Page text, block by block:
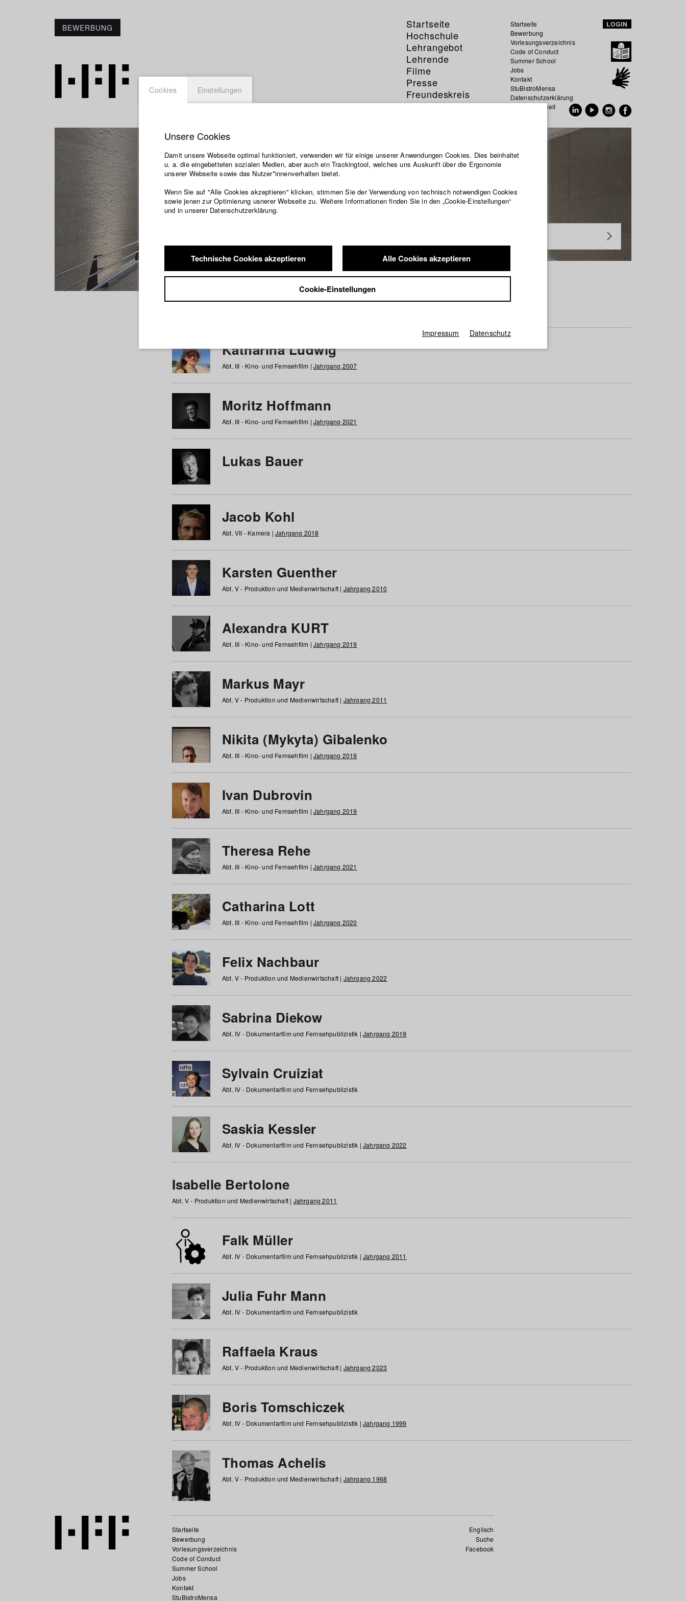
BEWERBUNG
Startseite
Hochschule
Lehrangebot
Lehrende
Filme
Presse
Freundeskreis
Service
Startseite
Bewerbung
Vorlesungsverzeichnis
Code of Conduct
Summer School
Jobs
Kontakt
StuBistroMensa
Datenschutzerklärung
Datensicherheit
LOGIN
Studierende / Alumni
a b c d e f g h i j k l m n o p q r s t u v w x y z Alle
Katharina Ludwig
Abt. III - Kino- und Fernsehfilm | Jahrgang 2007
Moritz Hoffmann
Abt. III - Kino- und Fernsehfilm | Jahrgang 2021
Lukas Bauer
Jacob Kohl
Abt. VII - Kamera | Jahrgang 2018
Karsten Guenther
Abt. V - Produktion und Medienwirtschaft | Jahrgang 2010
Alexandra KURT
Abt. III - Kino- und Fernsehfilm | Jahrgang 2019
Markus Mayr
Abt. V - Produktion und Medienwirtschaft | Jahrgang 2011
Nikita (Mykyta) Gibalenko
Abt. III - Kino- und Fernsehfilm | Jahrgang 2019
Ivan Dubrovin
Abt. III - Kino- und Fernsehfilm | Jahrgang 2019
Theresa Rehe
Abt. III - Kino- und Fernsehfilm | Jahrgang 2021
Catharina Lott
Abt. III - Kino- und Fernsehfilm | Jahrgang 2020
Felix Nachbaur
Abt. V - Produktion und Medienwirtschaft | Jahrgang 2022
Sabrina Diekow
Abt. IV - Dokumentarfilm und Fernsehpublizistik | Jahrgang 2019
Sylvain Cruiziat
Abt. IV - Dokumentarfilm und Fernsehpublizistik
Saskia Kessler
Abt. IV - Dokumentarfilm und Fernsehpublizistik | Jahrgang 2022
Isabelle Bertolone
Abt. V - Produktion und Medienwirtschaft | Jahrgang 2011
Falk Müller
Abt. IV - Dokumentarfilm und Fernsehpublizistik | Jahrgang 2011
Julia Fuhr Mann
Abt. IV - Dokumentarfilm und Fernsehpublizistik
Raffaela Kraus
Abt. V - Produktion und Medienwirtschaft | Jahrgang 2023
Boris Tomschiczek
Abt. IV - Dokumentarfilm und Fernsehpublizistik | Jahrgang 1999
Thomas Achelis
Abt. V - Produktion und Medienwirtschaft | Jahrgang 1968
Englisch
Suche
Facebook
Startseite
Bewerbung
Vorlesungsverzeichnis
Code of Conduct
Summer School
Jobs
Kontakt
StuBistroMensa
Cookies Einstellungen
Unsere Cookies
Damit unsere Webseite optimal funktioniert, verwenden wir für einige unserer Anwendungen Cookies. Dies beinhaltet
u. a. die eingebetteten sozialen Medien, aber auch ein Trackingtool, welches uns Auskunft über die Ergonomie
unserer Webseite sowie das Nutzer*innenverhalten bietet.
Wenn Sie auf "Alle Cookies akzeptieren" klicken, stimmen Sie der Verwendung von technisch notwendigen Cookies
sowie jenen zur Optimierung usnerer Webseite zu. Weitere Informationen finden Sie in den „Cookie-Einstellungen“
und in unserer Datenschutzerklärung.
Technische Cookies akzeptieren Alle Cookies akzeptieren
Cookie-Einstellungen
Impressum Datenschutz